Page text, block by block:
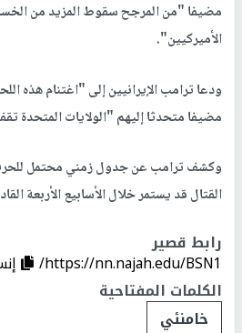
مضيفا "من المرجح سقوط المزيد من
الأميركيين".
ودعا ترامب الإيرانيين إلى "اغتنام هذه
مضيفا متحدثا إليهم "الولايات المتحدة
وكشف ترامب عن جدول زمني محتمل للحرب
القتال قد يستمر خلال الأسابيع الأربعة
رابط قصير
https://nn.najah.edu/BSN1/
الكلمات المفتاحية
خامنئي